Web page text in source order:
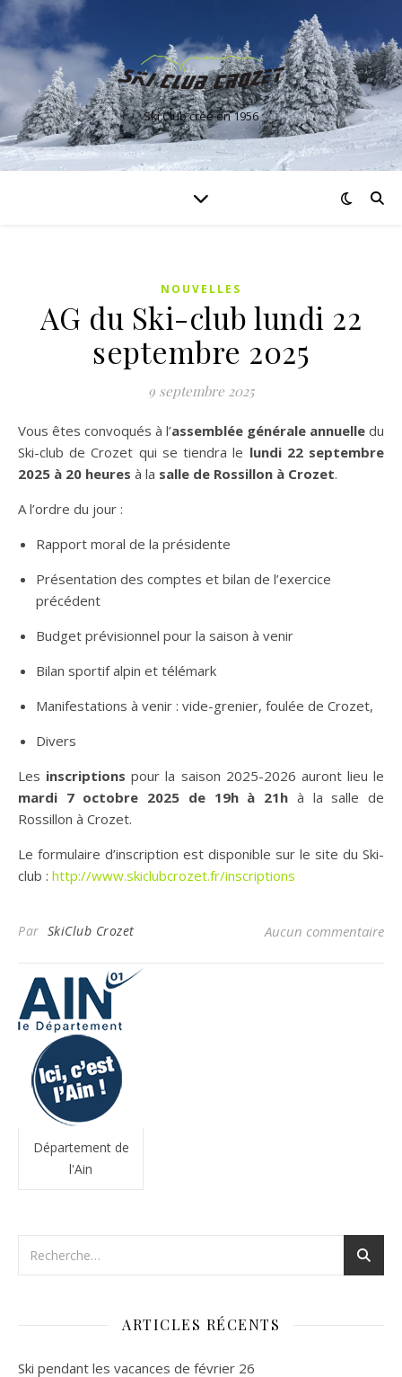
Ski Club créé en 1956
NOUVELLES
AG du Ski-club lundi 22
septembre 2025
9 septembre 2025
Vous êtes convoqués à l’assemblée générale annuelle du
Ski-club de Crozet qui se tiendra le lundi 22 septembre
2025 à 20 heures à la salle de Rossillon à Crozet.
A l’ordre du jour :
Rapport moral de la présidente
Présentation des comptes et bilan de l’exercice
précédent
Budget prévisionnel pour la saison à venir
Bilan sportif alpin et télémark
Manifestations à venir : vide-grenier, foulée de Crozet,
Divers
Les inscriptionspour la saison 2025-2026 auront lieu le
mardi 7 octobre 2025 de 19h à 21h à la salle de
Rossillon à Crozet.
Le formulaire d’inscription est disponible sur le site du Ski-
club : http://www.skiclubcrozet.fr/inscriptions
Par SkiClub Crozet Aucun commentaire
Département de
l'Ain
ARTICLES RÉCENTS
Ski pendant les vacances de février 26